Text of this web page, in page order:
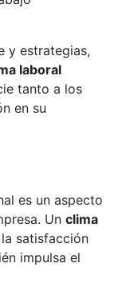
y estrategias,
laboral
tanto a los
en su
es un aspecto
Unclima
satisfacción
impulsa el